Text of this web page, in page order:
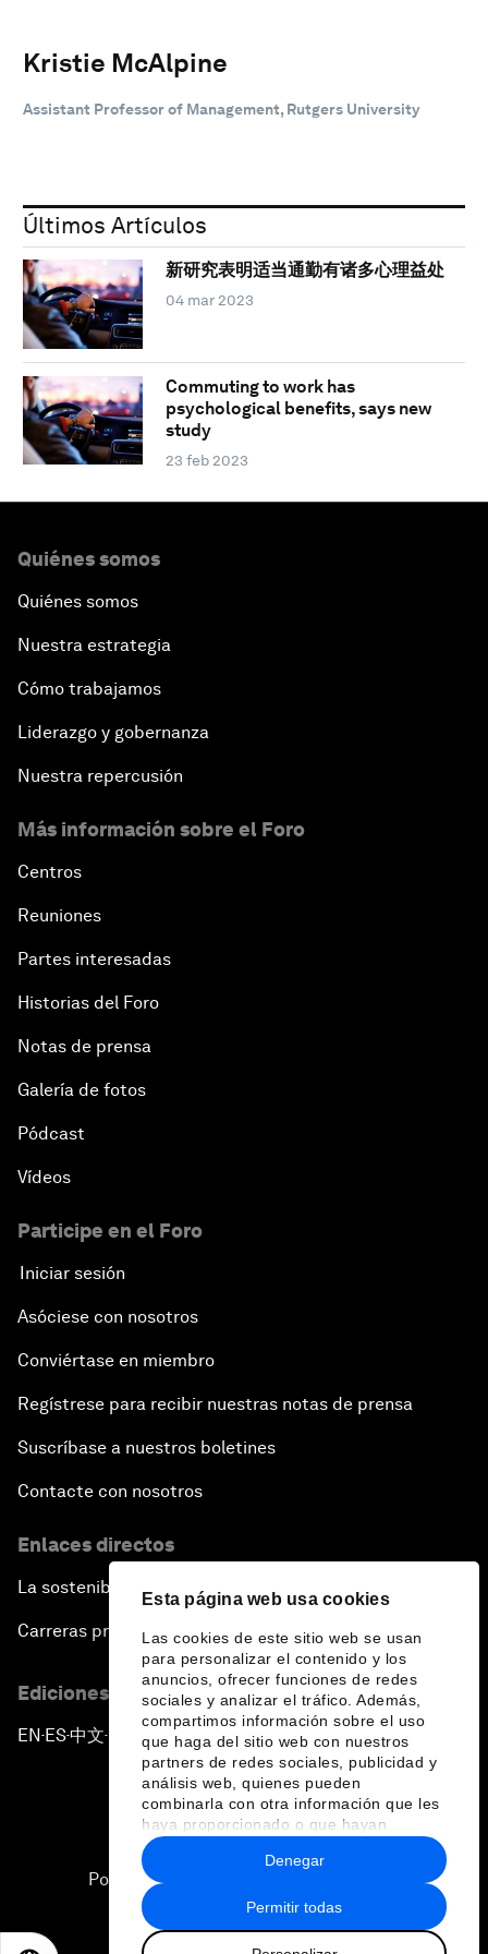
Esta página web usa cookies
Las cookies de este sitio web se usan
para personalizar el contenido y los
anuncios, ofrecer funciones de redes
sociales y analizar el tráfico. Además,
compartimos información sobre el uso
que haga del sitio web con nuestros
partners de redes sociales, publicidad y
análisis web, quienes pueden
combinarla con otra información que les
haya proporcionado o que hayan
recopilado a partir del uso que haya
hecho de sus servicios.
Permitir todas
Denegar
Kristie McAlpine
Assistant Professor of Management, Rutgers University
Últimos Artículos
新研究表明适当通勤有诸多心理益处
04 mar 2023
Commuting to work has
psychological benefits, says new
study
23 feb 2023
Quiénes somos
Quiénes somos
Nuestra estrategia
Cómo trabajamos
Liderazgo y gobernanza
Nuestra repercusión
Más información sobre el Foro
Centros
Reuniones
Partes interesadas
Historias del Foro
Notas de prensa
Galería de fotos
Pódcast
Vídeos
Participe en el Foro
Iniciar sesión
Asóciese con nosotros
Conviértase en miembro
Regístrese para recibir nuestras notas de prensa
Suscríbase a nuestros boletines
Contacte con nosotros
Enlaces directos
La sostenibilidad en el Foro
Carreras profesionales
Ediciones en otros idiomas
EN ▪ES▪中文▪ 日本語
Política de privacidad y normas de uso
Sitemap